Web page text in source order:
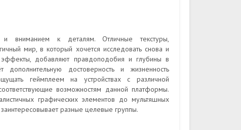
вниманием к деталям. Отличные текстуры,
мир, в который хочется исследовать снова и
добавляют правдоподобия и глубины в
достоверность и жизненность
геймплеем на устройствах с различной
возможностям данной платформы.
графических элементов до мультяшных
разные целевые группы.